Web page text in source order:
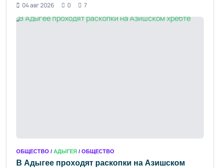
04 авг 2026
0 7
ОБЩЕСТВО / АДЫГЕЯ / ОБЩЕСТВО
В Адыгее проходят раскопки на Азишском